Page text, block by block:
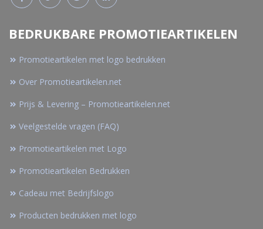
BEDRUKBARE PROMOTIEARTIKELEN
Promotieartikelen met logo bedrukken
Over Promotieartikelen.net
Prijs & Levering – Promotieartikelen.net
Veelgestelde vragen (FAQ)
Promotieartikelen met Logo
Promotieartikelen Bedrukken
Cadeau met Bedrijfslogo
Producten bedrukken met logo